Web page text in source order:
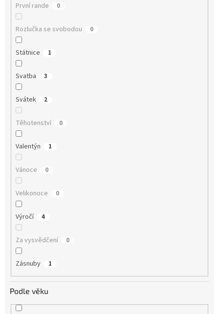
První rande 0
Rozlučka se svobodou 0
Státnice 1
Svatba 3
Svátek 2
Těhotenství 0
Valentýn 1
Vánoce 0
Velikonoce 0
Výročí 4
Za vysvědčení 0
Zásnuby 1
Podle věku